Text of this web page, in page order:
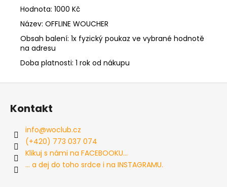
Hodnota: 1000 Kč
Název: OFFLINE WOUCHER
Obsah balení: 1x fyzický poukaz ve vybrané hodnotě
na adresu
Doba platnosti: 1 rok od nákupu
Z
Kontakt
info@woclub.cz
(+420) 773 037 074
Klikuj s námi na FACEBOOKU...
... a dej do toho srdce i na INSTAGRAMU.